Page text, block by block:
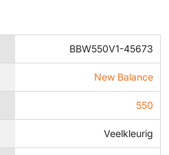
BBW550V1-45673
New Balance
550
Veelkleurig